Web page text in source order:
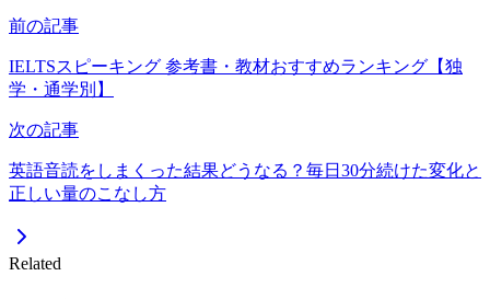
前の記事
IELTSスピーキング 参考書・教材おすすめランキング【独
学・通学別】
次の記事
英語音読をしまくった結果どうなる？毎日30分続けた変化と
正しい量のこなし方
Related